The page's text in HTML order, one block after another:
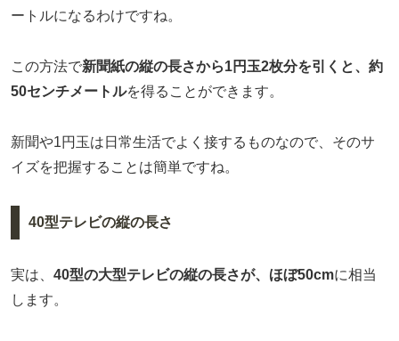
ートルになるわけですね。
この方法で新聞紙の縦の長さから1円玉2枚分を引くと、約
50センチメートルを得ることができます。
新聞や1円玉は日常生活でよく接するものなので、そのサ
イズを把握することは簡単ですね。
40型テレビの縦の長さ
実は、 40型の大型テレビの縦の長さが、ほぼ50cmに相当
します。